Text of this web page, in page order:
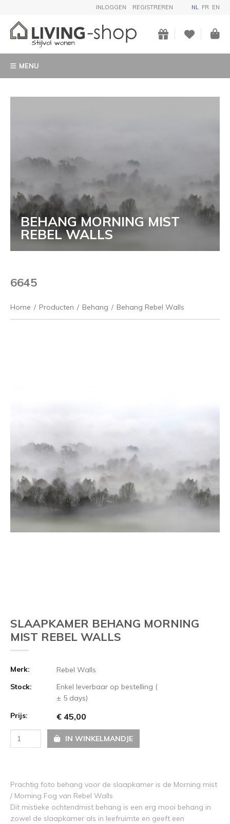
INLOGGEN REGISTREREN NL FR EN
MENU
BEHANG MORNING MIST
REBEL WALLS
6645
Home / Producten / Behang / Behang Rebel Walls
SLAAPKAMER BEHANG MORNING
MIST REBEL WALLS
Merk:
Rebel Walls
Stock:
Enkel leverbaar op bestelling (
± 5 days)
Prijs:
€ 45,00
IN WINKELMANDJE
Prachtig foto behang voor de slaapkamer is de Morning mist
/ Morning Fog van Rebel Walls
Dit mistieke ochtendmist behang is een erg mooi behang in
zowel de slaapkamer als in leefruimte en geeft een